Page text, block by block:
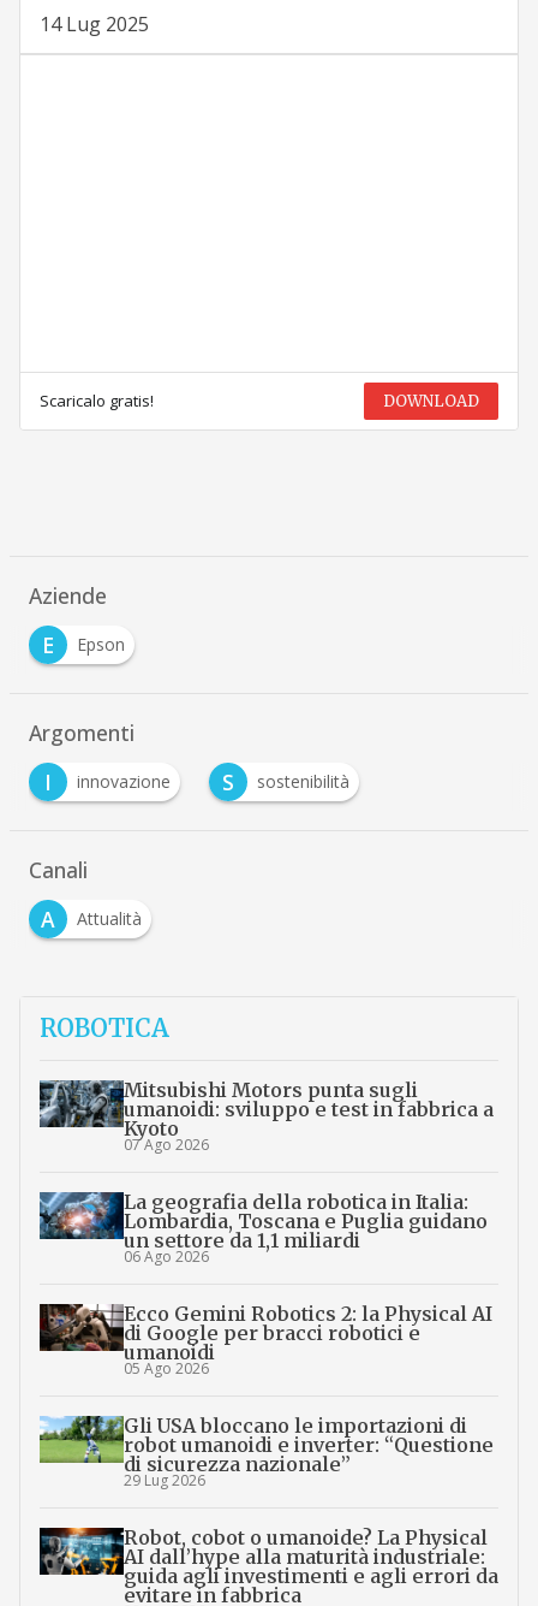
14 Lug 2025
Scaricalo gratis! DOWNLOAD
Aziende
E
Epson
Argomenti
I
innovazione S sostenibilità
Canali
A
Attualità
ROBOTICA
Mitsubishi Motors punta sugli
umanoidi: sviluppo e test in fabbrica a
Kyoto
07 Ago 2026
La geografia della robotica in Italia:
Lombardia, Toscana e Puglia guidano
un settore da 1,1 miliardi
06 Ago 2026
Ecco Gemini Robotics 2: la Physical AI
di Google per bracci robotici e
umanoidi
05 Ago 2026
Gli USA bloccano le importazioni di
robot umanoidi e inverter: “Questione
di sicurezza nazionale”
29 Lug 2026
Robot, cobot o umanoide? La Physical
AI dall’hype alla maturità industriale:
guida agli investimenti e agli errori da
evitare in fabbrica